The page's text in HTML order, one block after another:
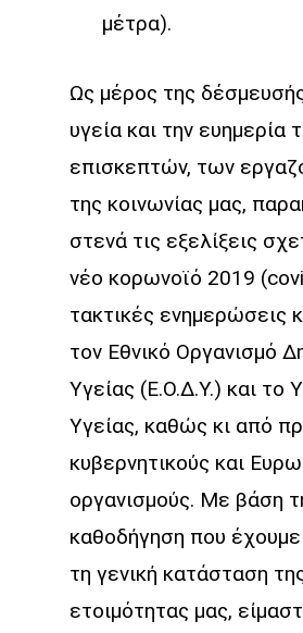
μέτρα).
Ως μέρος της
υγεία και την ευημερία
επισκεπτών, των
της κοινωνίας μας,
στενά τις εξελίξεις
νέο κορωνοϊό 2019
τακτικές ενημερώσεις
τον Εθνικό Οργανισμό
Υγείας (Ε.Ο.Δ.Υ.) και το
Υγείας, καθώς κι από
κυβερνητικούς και
οργανισμούς. Με βάση
καθοδήγηση που έχουμε
τη γενική κατάσταση
ετοιμότητας μας,